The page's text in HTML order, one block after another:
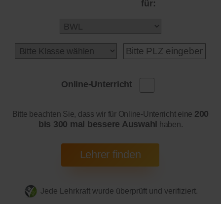
für:
Online-Unterricht
Bitte beachten Sie, dass wir für Online-Unterricht eine 200
bis 300 mal bessere Auswahl haben.
Jede Lehrkraft wurde überprüft und verifiziert.